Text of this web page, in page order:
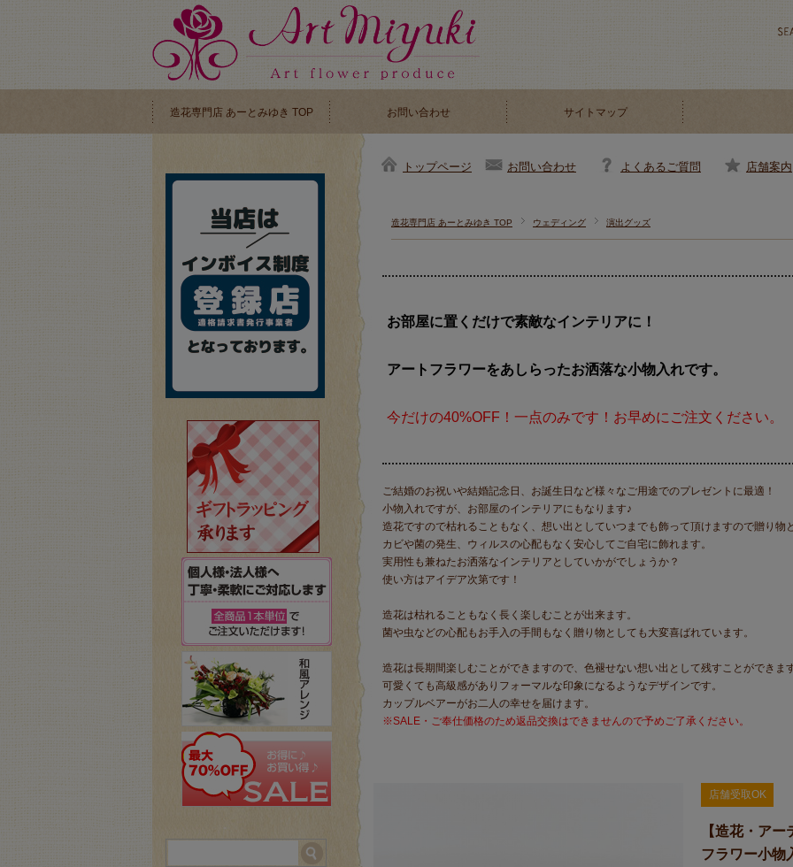
造花専門店 あーとみゆき TOP お問い合わせ サイトマップ
トップページ お問い合わせ よくあるご質問 店舗案内
造花専門店 あーとみゆき TOP ウェディング 演出グッズ
お部屋に置くだけで素敵なインテリアに！
アートフラワーをあしらったお洒落な小物入れです。
今だけの40%OFF！一点のみです！お早めにご注文ください。
ご結婚のお祝いや結婚記念日、お誕生日など様々なご用途でのプレゼントに最適！
小物入れですが、お部屋のインテリアにもなります♪
造花ですので枯れることもなく、想い出としていつまでも飾って頂けますので贈り物
カビや菌の発生、ウィルスの心配もなく安心してご自宅に飾れます。
実用性も兼ねたお洒落なインテリアとしていかがでしょうか？
使い方はアイデア次第です！
造花は枯れることもなく長く楽しむことが出来ます。
菌や虫などの心配もお手入の手間もなく贈り物としても大変喜ばれています。
造花は長期間楽しむことができますので、色褪せない想い出として残すことができま
可愛くても高級感がありフォーマルな印象になるようなデザインです。
カップルベアーがお二人の幸せを届けます。
※SALE・ご奉仕価格のため返品交換はできませんので予めご了承ください。
店舗受取OK
【造花・ア
フラワー小物